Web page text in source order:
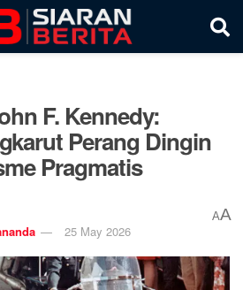
F. Kennedy:
Perang Dingin
Pragmatis
25 May 2026
AA